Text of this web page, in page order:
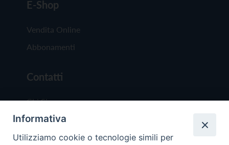
E-Shop
Vendita Online
Abbonamenti
Contatti
Chi Siamo
Redazione
Scrivici
Informativa
Utilizziamo cookie o tecnologie simili per